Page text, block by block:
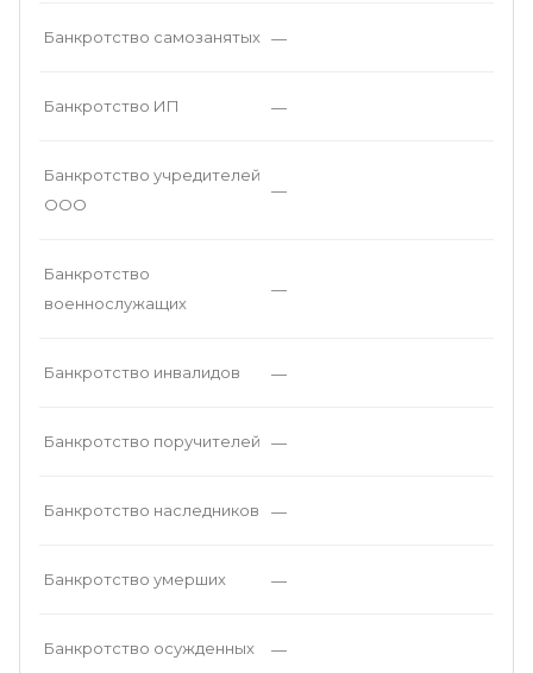
Банкротство самозанятых —
Банкротство ИП —
Банкротство учредителей
ООО
—
Банкротство
военнослужащих
—
Банкротство инвалидов —
Банкротство поручителей —
Банкротство наследников —
Банкротство умерших —
Банкротство осужденных —